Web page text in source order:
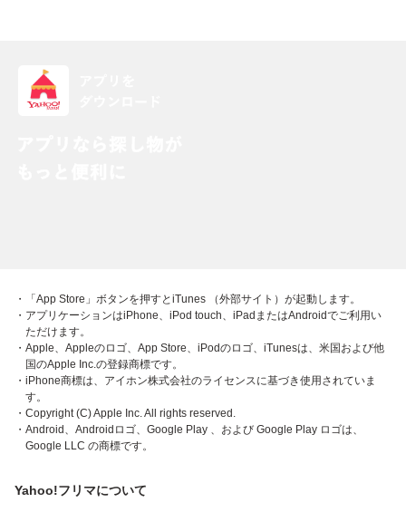
・「App Store」ボタンを押すとiTunes （外部サイト）が起動します。
・アプリケーションはiPhone、iPod touch、iPadまたはAndroidでご利用い
ただけます。
・Apple、Appleのロゴ、App Store、iPodのロゴ、iTunesは、米国および他
国のApple Inc.の登録商標です。
・iPhone商標は、アイホン株式会社のライセンスに基づき使用されていま
す。
・Copyright (C) Apple Inc. All rights reserved.
・Android、Androidロゴ、Google Play 、および Google Play ロゴは、
Google LLC の商標です。
Yahoo!フリマについて